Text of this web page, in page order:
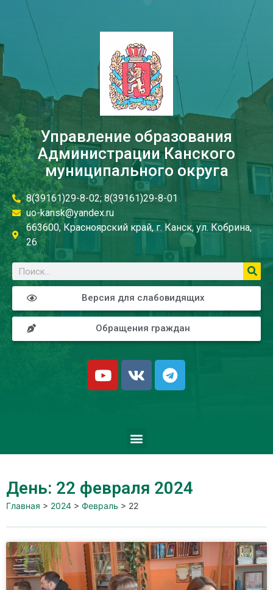
Управление образования
Администрации Канского
муниципального округа
8(39161)29-8-02; 8(39161)29-8-01
uo-kansk@yandex.ru
663600, Красноярский край, г. Канск, ул. Кобрина,
26
Версия для слабовидящих
Обращения граждан
День: 22 февраля 2024
Главная > 2024 > Февраль > 22